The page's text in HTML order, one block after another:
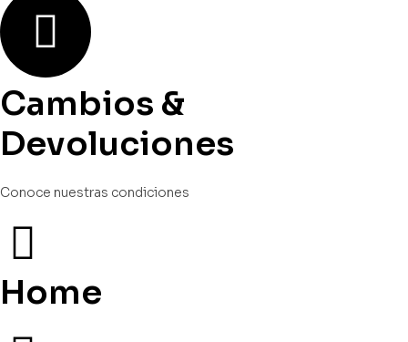
Cambios &
Devoluciones
Conoce nuestras condiciones
Home